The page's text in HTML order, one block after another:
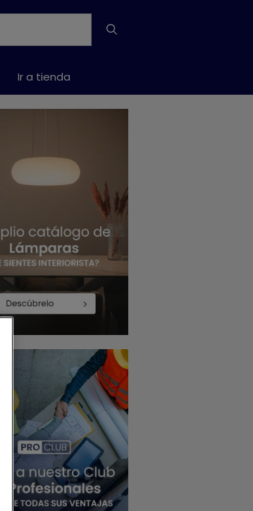
Ir a tienda